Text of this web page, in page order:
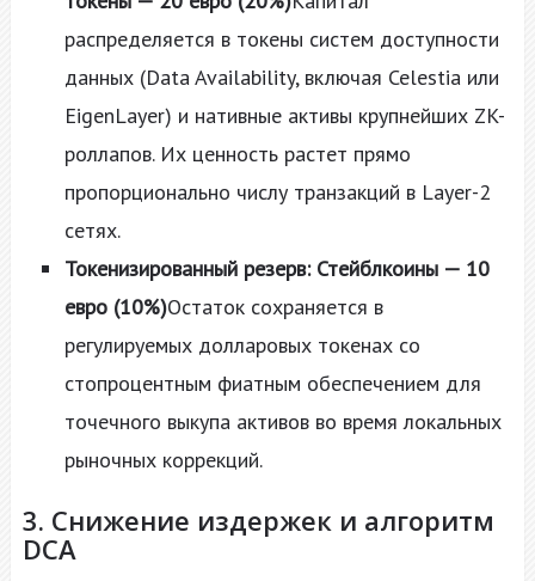
распределяется в токены систем доступности
данных (Data Availability, включая Celestia или
EigenLayer) и нативные активы крупнейших ZK-
роллапов. Их ценность растет прямо
пропорционально числу транзакций в Layer-2
сетях.
Токенизированный резерв: Стейблкоины — 10
евро (10%)Остаток сохраняется в
регулируемых долларовых токенах со
стопроцентным фиатным обеспечением для
точечного выкупа активов во время локальных
рыночных коррекций.
3. Снижение издержек и алгоритм
DCA